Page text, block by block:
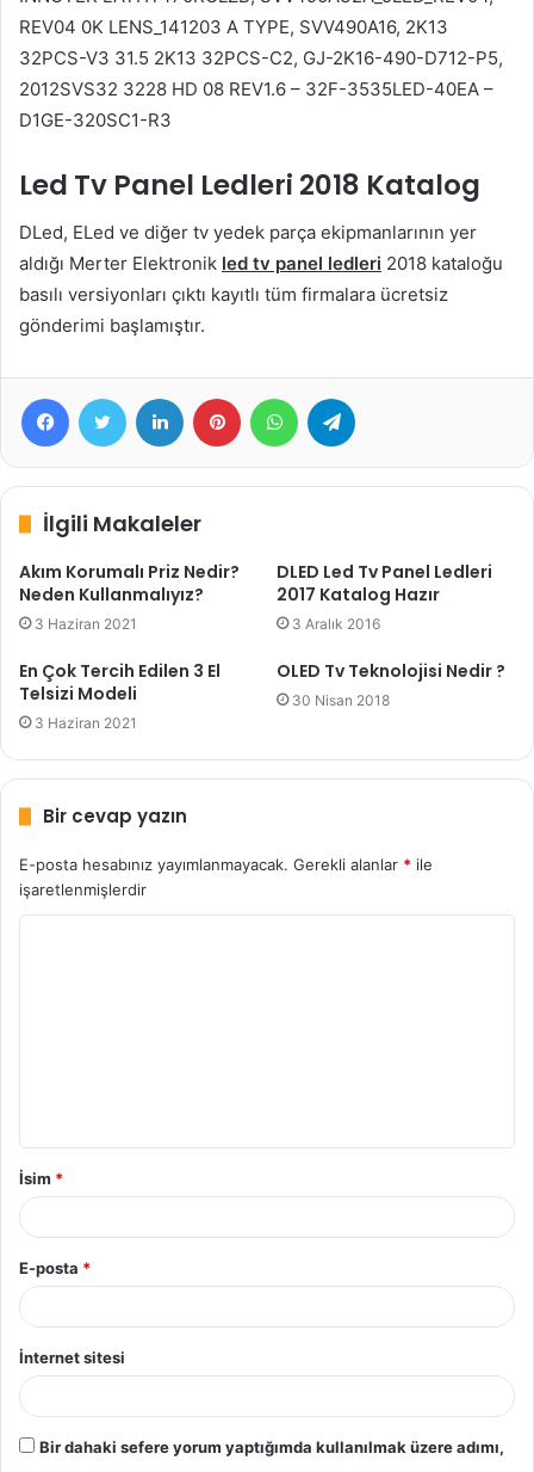
REV04 0K LENS_141203 A TYPE, SVV490A16, 2K13
32PCS-V3 31.5 2K13 32PCS-C2, GJ-2K16-490-D712-P5,
2012SVS32 3228 HD 08 REV1.6 – 32F-3535LED-40EA –
D1GE-320SC1-R3
Led Tv Panel Ledleri 2018 Katalog
DLed, ELed ve diğer tv yedek parça ekipmanlarının yer
aldığı Merter Elektronik led tv panel ledleri 2018 kataloğu
basılı versiyonları çıktı kayıtlı tüm firmalara ücretsiz
gönderimi başlamıştır.
FacebookTwitter LinkedIn Pinterest WhatsApp
İlgili Makaleler
Akım Korumalı Priz Nedir?
Neden Kullanmalıyız?
3 Haziran 2021
DLED Led Tv Panel Ledleri
2017 Katalog Hazır
3 Aralık 2016
En Çok Tercih Edilen 3 El
Telsizi Modeli
3 Haziran 2021
OLED Tv Teknolojisi Nedir ?
30 Nisan 2018
Bir cevap yazın
E-posta hesabınız yayımlanmayacak. Gerekli alanlar * ile
işaretlenmişlerdir
İsim *
E-posta *
İnternet sitesi
Bir dahaki sefere yorum yaptığımda kullanılmak üzere adımı,